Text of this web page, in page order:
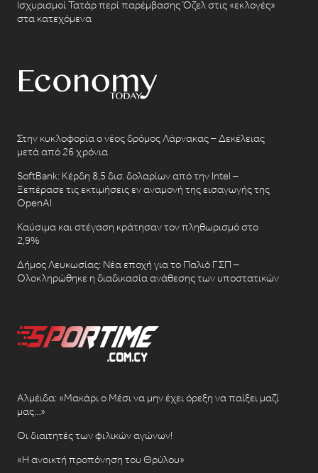
Ισχυρισμοί Τατάρ περί παρέμβασης Όζελ στις «εκλογές»
στα κατεχόμενα
Στην κυκλοφορία ο νέος δρόμος Λάρνακας – Δεκέλειας
μετά από 26 χρόνια
SoftBank: Κέρδη 8,5 δισ. δολαρίων από την Intel –
Ξεπέρασε τις εκτιμήσεις εν αναμονή της εισαγωγής της
OpenAI
Καύσιμα και στέγαση κράτησαν τον πληθωρισμό στο
2,9%
Δήμος Λευκωσίας: Νέα εποχή για το Παλιό ΓΣΠ –
Ολοκληρώθηκε η διαδικασία ανάθεσης των υποστατικών
Αλμέιδα: «Μακάρι ο Μέσι να μην έχει όρεξη να παίξει μαζί
μας…»
Οι διαιτητές των φιλικών αγώνων!
«Η ανοικτή προπόνηση του Θρύλου»